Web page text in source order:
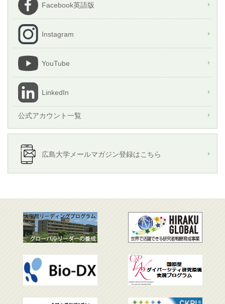
Facebook英語版
Instagram
YouTube
LinkedIn
公式アカウント一覧
広島大学メールマガジン登録はこちら